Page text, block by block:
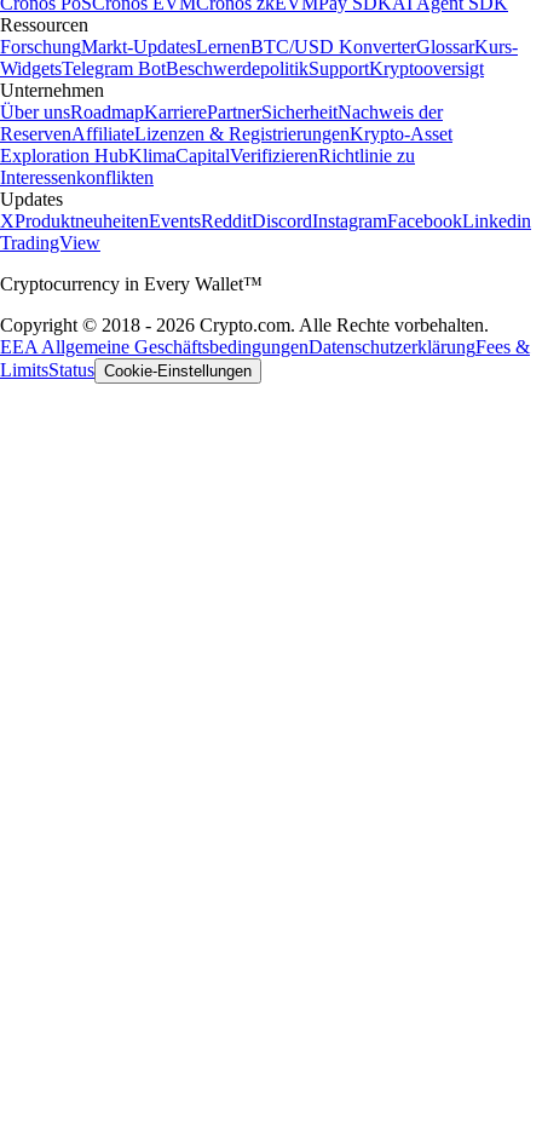
Ressourcen
ForschungMarkt-UpdatesLernenBTC/USD KonverterGlossarKurs-
WidgetsTelegram BotBeschwerdepolitikSupportKryptooversigt
Unternehmen
Über unsRoadmapKarrierePartnerSicherheitNachweis der
ReservenAffiliateLizenzen & RegistrierungenKrypto-Asset
Exploration HubKlimaCapitalVerifizierenRichtlinie zu
Interessenkonflikten
Updates
XProduktneuheitenEventsRedditDiscordInstagramFacebookLinkedin
TradingView
Cryptocurrency in Every Wallet™
Copyright © 2018 - 2026 Crypto.com. Alle Rechte vorbehalten.
EEA Allgemeine GeschäftsbedingungenDatenschutzerklärungFees &
LimitsStatus Cookie-Einstellungen